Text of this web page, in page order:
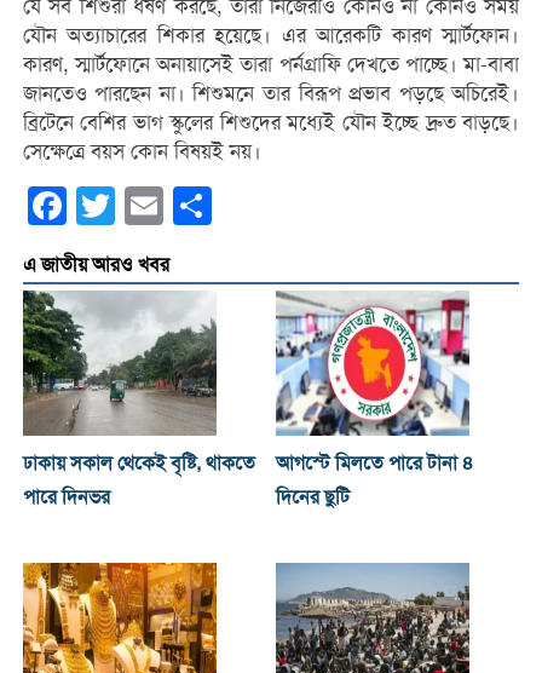
যে সব শিশুরা ধর্ষণ করছে, তারা নিজেরাও কোনও না কোনও সময়
যৌন অত্যাচারের শিকার হয়েছে। এর আরেকটি কারণ স্মার্টফোন।
কারণ, স্মার্টফোনে অনায়াসেই তারা পর্নগ্রাফি দেখতে পাচ্ছে। মা-বাবা
জানতেও পারছেন না। শিশুমনে তার বিরূপ প্রভাব পড়ছে অচিরেই।
ব্রিটেনে বেশির ভাগ স্কুলের শিশুদের মধ্যেই যৌন ইচ্ছে দ্রুত বাড়ছে।
সেক্ষেত্রে বয়স কোন বিষয়ই নয়।
Facebook
Twitter Email
এ জাতীয় আরও খবর
ঢাকায় সকাল থেকেই বৃষ্টি, থাকতে
পারে দিনভর
আগস্টে মিলতে পারে টানা ৪
দিনের ছুটি